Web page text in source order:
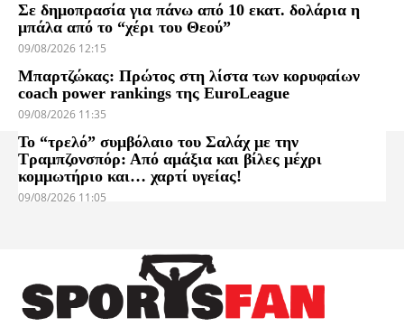
Σε δημοπρασία για πάνω από 10 εκατ. δολάρια η
μπάλα από το “χέρι του Θεού”
09/08/2026 12:15
Μπαρτζώκας: Πρώτος στη λίστα των κορυφαίων
coach power rankings της EuroLeague
09/08/2026 11:35
Το “τρελό” συμβόλαιο του Σαλάχ με την
Τραμπζονσπόρ: Από αμάξια και βίλες μέχρι
κομμωτήριο και… χαρτί υγείας!
09/08/2026 11:05